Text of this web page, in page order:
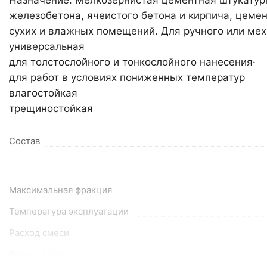
железобетона, ячеистого бетона и кирпича,
сухих и влажных помещений. Для ручного или
универсальная
для толстослойного и тонкослойного нанесения·
для работ в условиях пониженных температур
влагостойкая
трещиностойкая
Состав
Максимальная фракция
Температура эксплуатации
Расход смеси